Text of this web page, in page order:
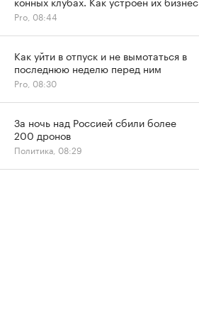
Pro, 08:44
Как уйти в отпуск и не вымотаться в
последнюю неделю перед ним
Pro, 08:30
За ночь над Россией сбили более
200 дронов
Политика, 08:29